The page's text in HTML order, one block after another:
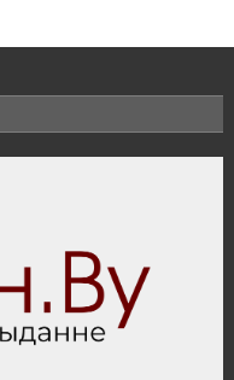
какое
предусмотрено
незаконное
использование